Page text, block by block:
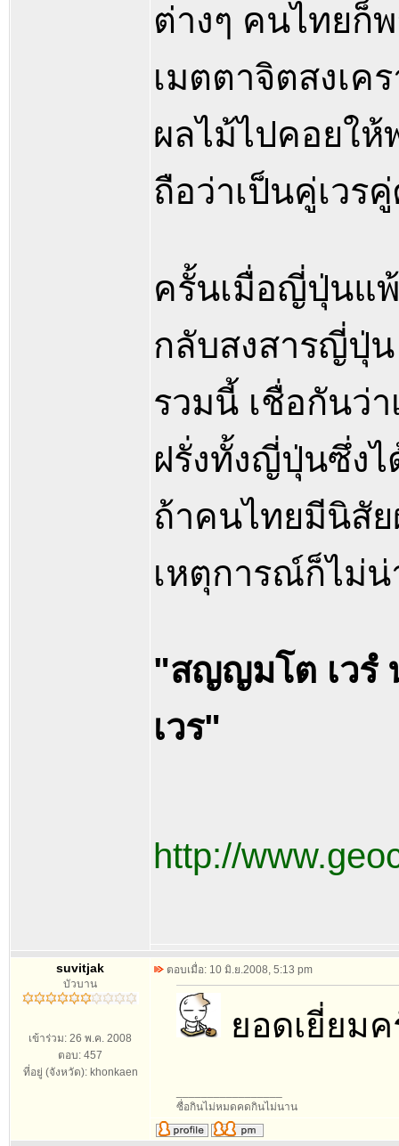
ต่างๆ คนไทยก็
เมตตาจิตสงเค
ผลไม้ไปคอยให้
ถือว่าเป็นคู่เวร
ครั้นเมื่อญี่ปุ่นแ
กลับสงสารญี่ปุ่
รวมนี้ เชื่อกันว่
ฝรั่งทั้งญี่ปุ่นซึ่งไ
ถ้าคนไทยมีนิสัย
เหตุการณ์ก็ไม่น่
"สญญมโต เวรํ
เวร"
http://
suvitjak
บัวบาน
เข้าร่วม: 26 พ.ค. 2008
ตอบ: 457
ที่อยู่ (จังหวัด): khonkaen
ตอบเมื่อ: 10 มิ.ย.2008, 5:13 pm
ยอดเยี่ยม
ซื่อกินไม่หมดคดกินไม่นาน